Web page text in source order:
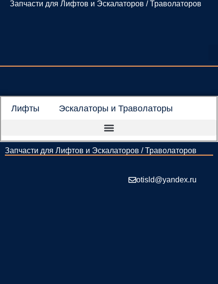
Перейти
Запчасти для Лифтов и Эскалаторов / Траволаторов
Лифты Эскалаторы и Траволаторы
Запчасти для Лифтов и Эскалаторов / Траволаторов
otisld@yandex.ru